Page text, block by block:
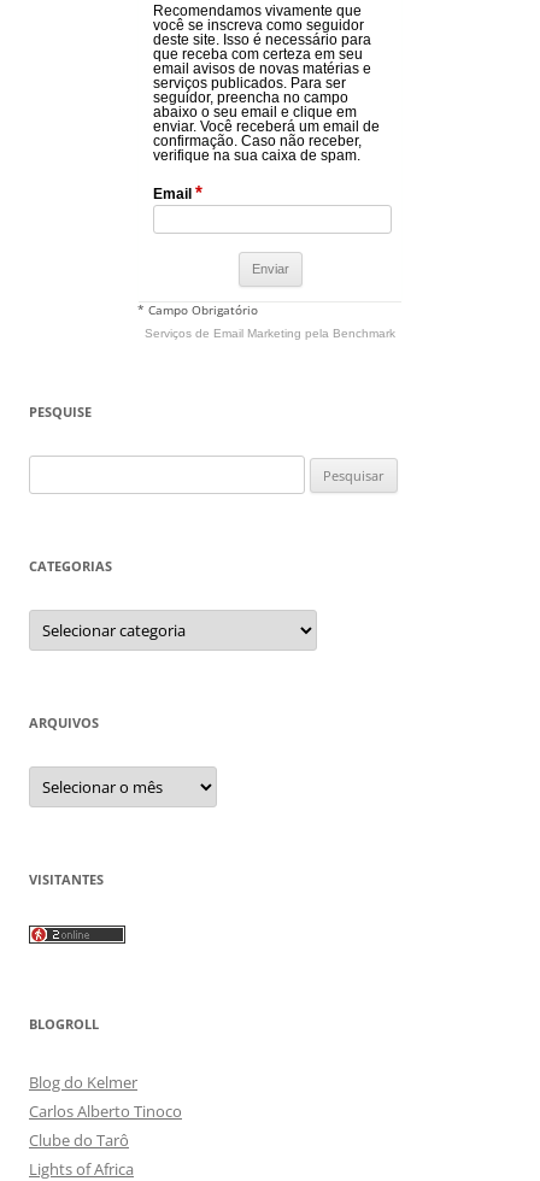
Recomendamos vivamente que
você se inscreva como seguidor
deste site. Isso é necessário para
que receba com certeza em seu
email avisos de novas matérias e
serviços publicados. Para ser
seguidor, preencha no campo
abaixo o seu email e clique em
enviar. Você receberá um email de
confirmação. Caso não receber,
verifique na sua caixa de spam.
Email *
* Campo Obrigatório
Serviços de Email Marketing pela Benchmark
PESQUISE
por:
CATEGORIAS
Categorias
ARQUIVOS
Arquivos
VISITANTES
BLOGROLL
Blog do Kelmer
Carlos Alberto Tinoco
Clube do Tarô
Lights of Africa